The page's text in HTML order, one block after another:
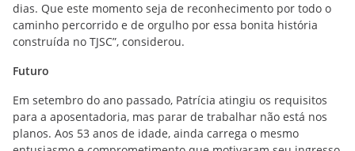
dias. Que este momento seja de reconhecimento por todo o
caminho percorrido e de orgulho por essa bonita história
construída no TJSC”, considerou.
Futuro
Em setembro do ano passado, Patrícia atingiu os requisitos
para a aposentadoria, mas parar de trabalhar não está nos
planos. Aos 53 anos de idade, ainda carrega o mesmo